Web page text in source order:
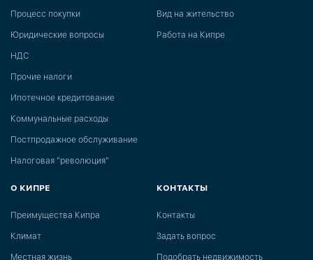
Процесс покупки
Юридические вопросы
НДС
Прочие налоги
Ипотечное кредитование
Коммунальные расходы
Постпродажное обслуживание
Налоговая "революция"
Вид на жительство
Работа на Кипре
О КИПРЕ
Преимущества Кипра
Климат
Местная жизнь
КОНТАКТЫ
Контакты
Задать вопрос
Подобрать недвижимость